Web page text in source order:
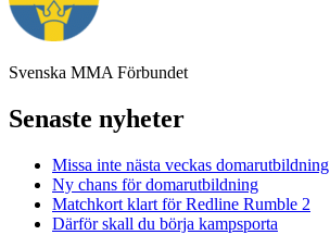
Svenska MMA Förbundet
Senaste nyheter
Missa inte nästa veckas domarutbildning
Ny chans för domarutbildning
Matchkort klart för Redline Rumble 2
Därför skall du börja kampsporta